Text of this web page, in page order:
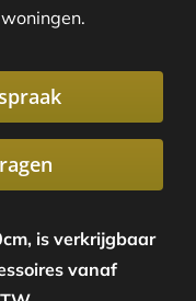
is verkrijgbaar
vanaf